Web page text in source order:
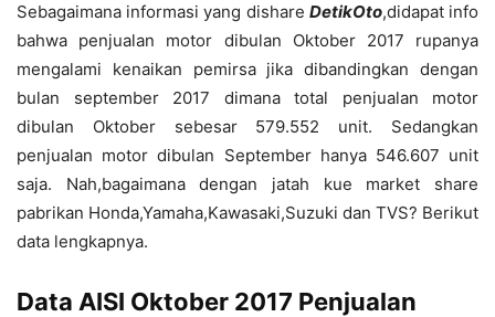
Sebagaimana informasi yang dishare DetikOto,didapat info
bahwa penjualan motor dibulan Oktober 2017 rupanya
mengalami kenaikan pemirsa jika dibandingkan dengan
bulan september 2017 dimana total penjualan motor
dibulan Oktober sebesar 579.552 unit. Sedangkan
penjualan motor dibulan September hanya 546.607 unit
saja. Nah,bagaimana dengan jatah kue market share
pabrikan Honda,Yamaha,Kawasaki,Suzuki dan TVS? Berikut
data lengkapnya.
Data AISI Oktober 2017 Penjualan